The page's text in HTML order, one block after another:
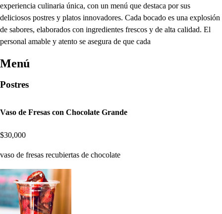
experiencia culinaria única, con un menú que destaca por sus
deliciosos postres y platos innovadores. Cada bocado es una explosión
de sabores, elaborados con ingredientes frescos y de alta calidad. El
personal amable y atento se asegura de que cada
Menú
Postres
Vaso de Fresas con Chocolate Grande
$30,000
vaso de fresas recubiertas de chocolate